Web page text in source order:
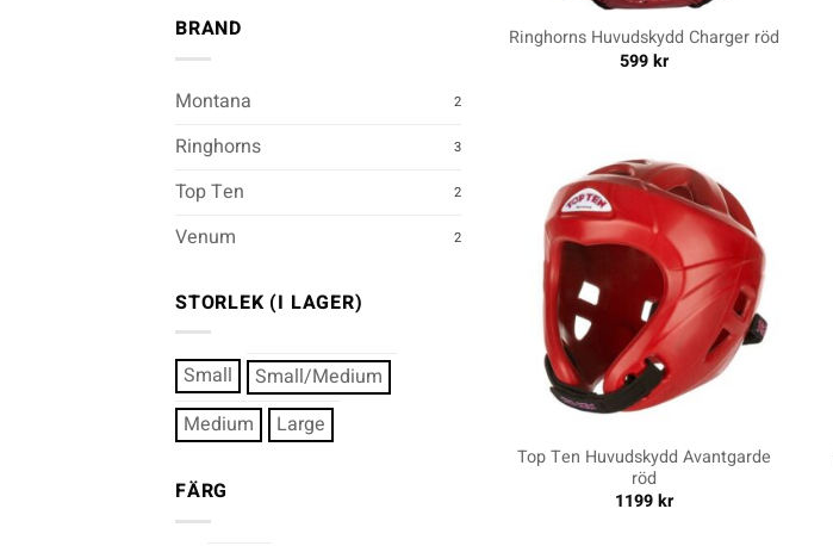
BRAND
Montana 2
Ringhorns 3
Top Ten 2
Venum 2
STORLEK (I LAGER)
Small
Small/Medium
Medium
Large
FÄRG
Ringhorns Huvudskydd Charger röd
599kr
Top Ten Huvudskydd Avantgarde
röd
1199kr